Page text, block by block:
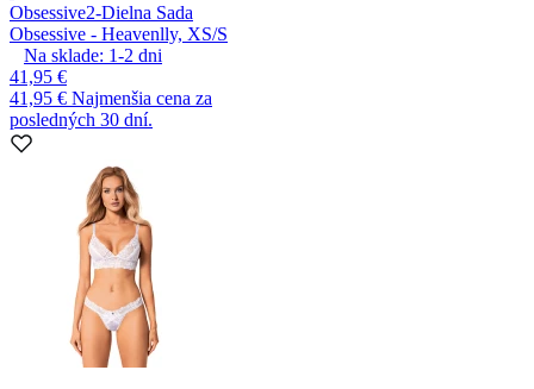
Obsessive2-Dielna Sada
Obsessive - Heavenlly, XS/S
Na sklade: 1-2 dni
41,95 €
41,95 € Najmenšia cena za
posledných 30 dní.